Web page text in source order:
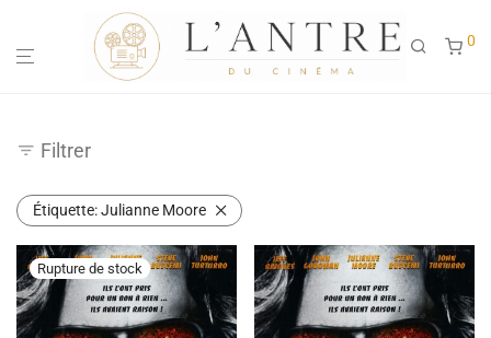
0
Filtrer
Étiquette:Julianne Moore